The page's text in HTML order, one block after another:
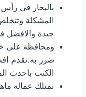
بالبخار فى
المشكلة
جيدة والافضل
ومحافظة على
ضرر به.نقدم
الكنب باحدث
نمتلك عمالة